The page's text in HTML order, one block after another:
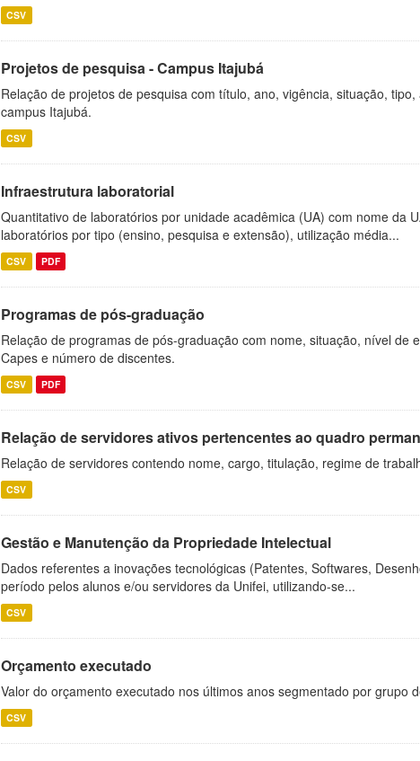
CSV
Projetos de pesquisa - Campus Itajubá
Relação de projetos de pesquisa com título, ano, vigência, situação,
campus Itajubá.
CSV
Infraestrutura laboratorial
Quantitativo de laboratórios por unidade acadêmica (UA) com nome da
laboratórios por tipo (ensino, pesquisa e extensão), utilização média...
CSV PDF
Programas de pós-graduação
Relação de programas de pós-graduação com nome, situação, nível de
Capes e número de discentes.
CSV PDF
Relação de servidores ativos pertencentes ao quadro
Relação de servidores contendo nome, cargo, titulação, regime de
CSV
Gestão e Manutenção da Propriedade Intelectual
Dados referentes a inovações tecnológicas (Patentes, Softwares,
período pelos alunos e/ou servidores da Unifei, utilizando-se...
CSV
Orçamento executado
Valor do orçamento executado nos últimos anos segmentado por grupo
CSV